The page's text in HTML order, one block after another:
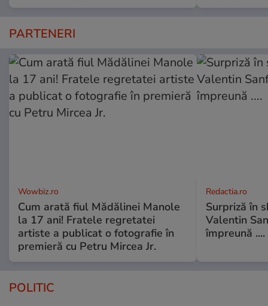
PARTENERI
Wowbiz.ro
Cum arată fiul Mădălinei Manole
la 17 ani! Fratele regretatei
artiste a publicat o fotografie în
premieră cu Petru Mircea Jr.
Redactia.ro
Surpriză în
Valentin
împreună ....
POLITIC